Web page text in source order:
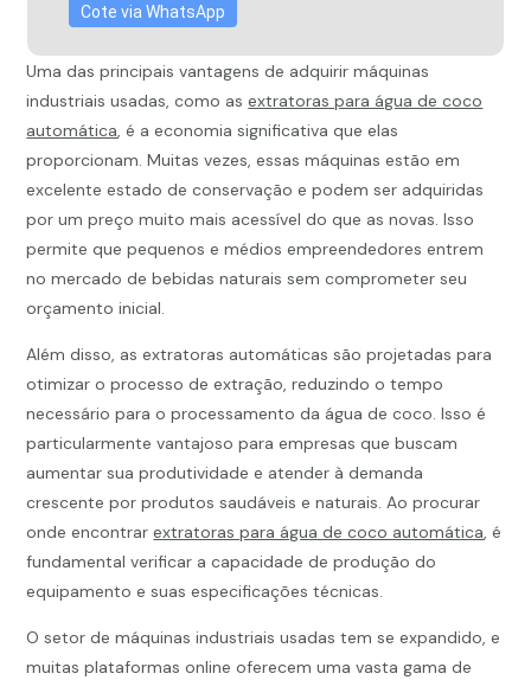
Cote via WhatsApp
Uma das principais vantagens de adquirir máquinas
industriais usadas, como asextratoras para água de coco
automática, é a economia significativa que elas
proporcionam. Muitas vezes, essas máquinas estão em
excelente estado de conservação e podem ser adquiridas
por um preço muito mais acessível do que as novas. Isso
permite que pequenos e médios empreendedores entrem
no mercado de bebidas naturais sem comprometer seu
orçamento inicial.
Além disso, as extratoras automáticas são projetadas para
otimizar o processo de extração, reduzindo o tempo
necessário para o processamento da água de coco. Isso é
particularmente vantajoso para empresas que buscam
aumentar sua produtividade e atender à demanda
crescente por produtos saudáveis e naturais. Ao procurar
onde encontrarextratoras para água de coco automática, é
fundamental verificar a capacidade de produção do
equipamento e suas especificações técnicas.
O setor de máquinas industriais usadas tem se expandido, e
muitas plataformas online oferecem uma vasta gama de